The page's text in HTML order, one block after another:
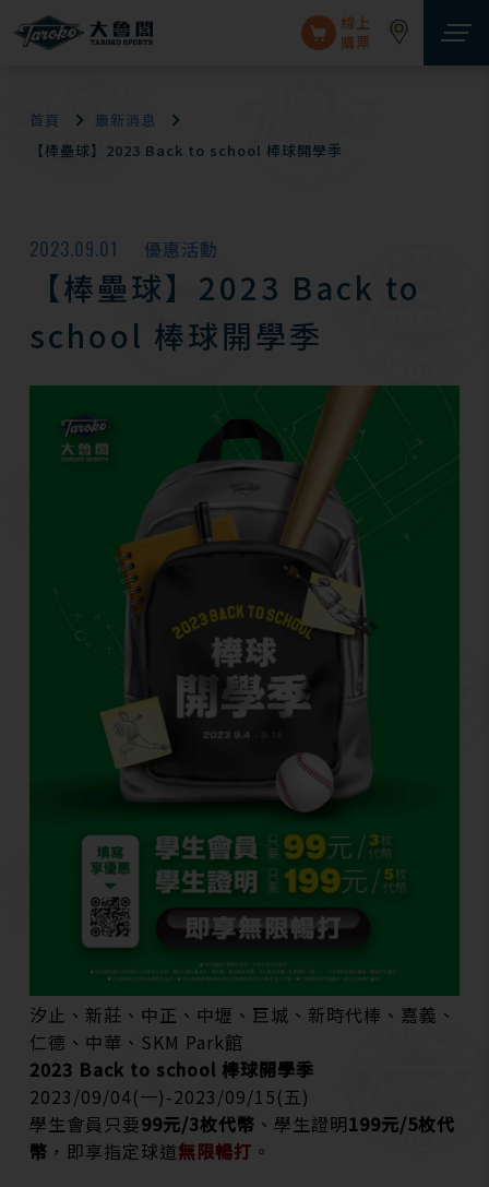
線上
購票
首頁
最新消息
【棒壘球】2023 Back to school 棒球開學季
2023.09.01 優惠活動
【棒壘球】2023 Back to
school 棒球開學季
汐止、新莊、中正、中壢、巨城、新時代棒、嘉義、
仁德、中華、SKM Park館
2023 Back to school 棒球開學季
2023/09/04(一)-2023/09/15(五)
學生會員只要99元/3枚代幣 、學生證明199元/5枚代
幣 ，即享指定球道無限暢打 。